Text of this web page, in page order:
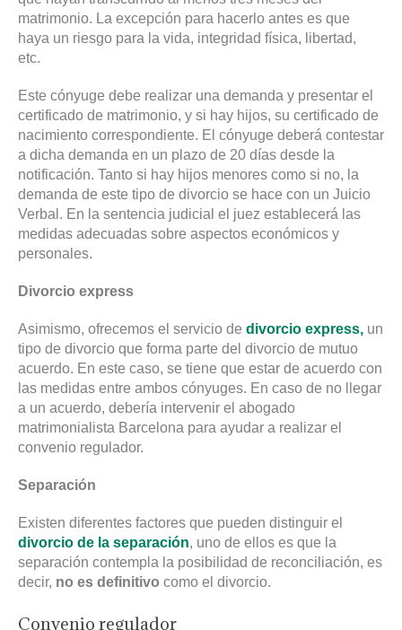
matrimonio. La excepción para hacerlo antes es que
haya un riesgo para la vida, integridad física, libertad,
etc.
Este cónyuge debe realizar una demanda y presentar el
certificado de matrimonio, y si hay hijos, su certificado de
nacimiento correspondiente. El cónyuge deberá contestar
a dicha demanda en un plazo de 20 días desde la
notificación. Tanto si hay hijos menores como si no, la
demanda de este tipo de divorcio se hace con un Juicio
Verbal. En la sentencia judicial el juez establecerá las
medidas adecuadas sobre aspectos económicos y
personales.
Divorcio express
Asimismo, ofrecemos el servicio de divorcio express, un
tipo de divorcio que forma parte del divorcio de mutuo
acuerdo. En este caso, se tiene que estar de acuerdo con
las medidas entre ambos cónyuges. En caso de no llegar
a un acuerdo, debería intervenir el abogado
matrimonialista Barcelona para ayudar a realizar el
convenio regulador.
Separación
Existen diferentes factores que pueden distinguir el
divorcio de la separación, uno de ellos es que la
separación contempla la posibilidad de reconciliación, es
decir, no es definitivo como el divorcio.
Convenio regulador